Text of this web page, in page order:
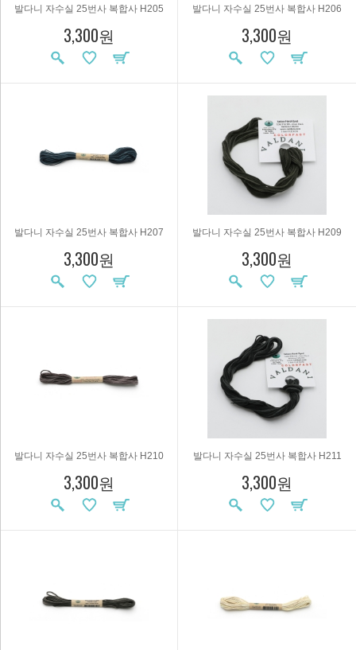
발다니 자수실 25번사 복합사 H205
3,300원
발다니 자수실 25번사 복합사 H206
3,300원
발다니 자수실 25번사 복합사 H207
3,300원
발다니 자수실 25번사 복합사 H209
3,300원
발다니 자수실 25번사 복합사 H210
3,300원
발다니 자수실 25번사 복합사 H211
3,300원